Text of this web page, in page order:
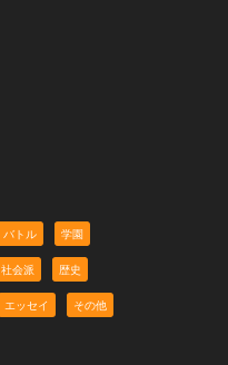
バトル 学園
社会派 歴史
エッセイ その他